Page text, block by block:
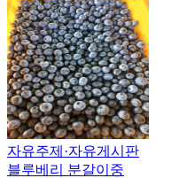
자유주제 ·자유게시판
블루베리 분갈이중